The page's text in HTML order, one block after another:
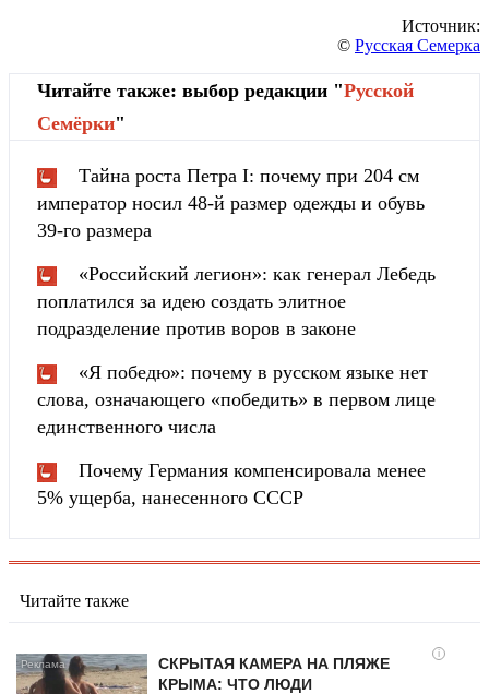
Источник:
© Русская Семерка
Читайте также: выбор редакции "Русской
Cемёрки"
Тайна роста Петра I: почему при 204 см
император носил 48-й размер одежды и обувь
39-го размера
«Российский легион»: как генерал Лебедь
поплатился за идею создать элитное
подразделение против воров в законе
«Я победю»: почему в русском языке нет
слова, означающего «победить» в первом лице
единственного числа
Почему Германия компенсировала менее
5% ущерба, нанесенного СССР
Читайте также
i
СКРЫТАЯ КАМЕРА НА ПЛЯЖЕ
КРЫМА: ЧТО ЛЮДИ